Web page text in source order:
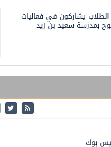
الطلاب يشاركون في فعاليات
بمدرسة سعيد بن زيد
بوك